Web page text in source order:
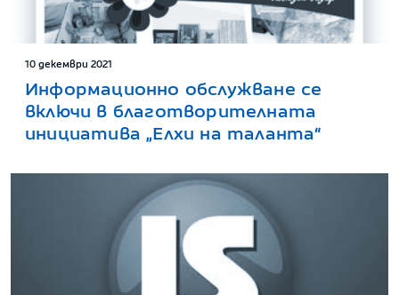
10 декември 2021
Информационно обслужване се
включи в благотворителната
инициатива „Елхи на таланта“